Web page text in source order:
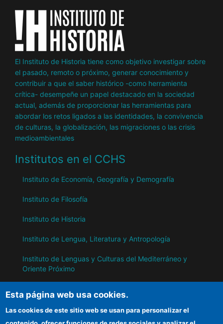
El Instituto de Historia tiene como objetivo investigar sobre
el pasado, remoto o próximo, generar conocimiento y
contribuir a que el saber histórico -como herramienta
crítica- desempeñe un papel destacado en la sociedad
actual, además de proporcionar las herramientas para
abordar los retos ligados a las identidades, la convivencia
de culturas, la globalización, las migraciones o las crisis
medioambientales
Institutos en el CCHS
Instituto de Economía, Geografía y Demografía
Instituto de Filosofía
Instituto de Historia
Instituto de Lengua, Literatura y Antropología
Instituto de Lenguas y Culturas del Mediterráneo y
Oriente Próximo
Esta página web usa cookies.
Las cookies de este sitio web se usan para personalizar el